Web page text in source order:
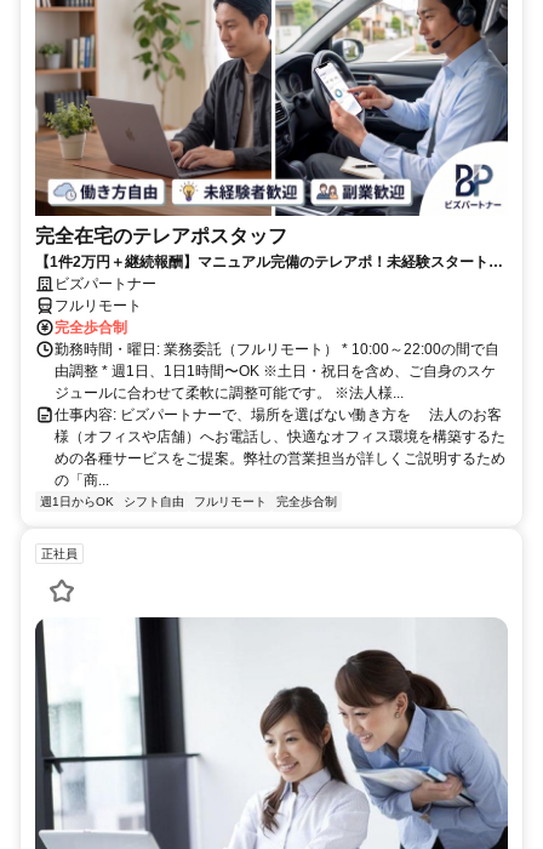
完全在宅のテレアポスタッフ
【1件2万円＋継続報酬】マニュアル完備のテレアポ！未経験スタートの
副業スタッフ活躍中／丁寧なフォロー体制あり
ビズパートナー
フルリモート
完全歩合制
勤務時間・曜日: 業務委託（フルリモート） * 10:00～22:00の間で自
由調整 * 週1日、1日1時間〜OK ※土日・祝日を含め、ご自身のスケ
ジュールに合わせて柔軟に調整可能です。 ※法人様...
仕事内容: ビズパートナーで、場所を選ばない働き方を 法人のお客
様（オフィスや店舗）へお電話し、快適なオフィス環境を構築するた
めの各種サービスをご提案。弊社の営業担当が詳しくご説明するため
の「商...
週1日からOK シフト自由 フルリモート 完全歩合制
正社員